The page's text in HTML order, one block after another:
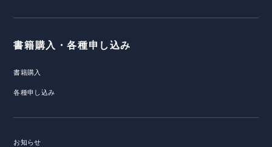
書籍購入・各種申し込み
書籍購入
各種申し込み
お知らせ